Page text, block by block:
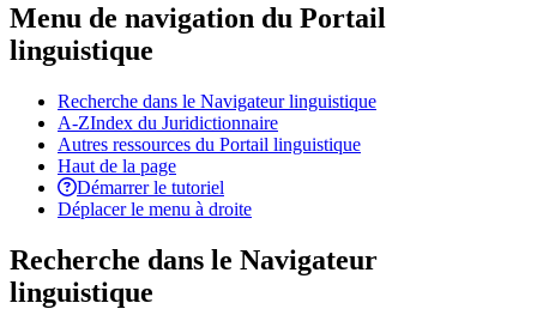
Menu de navigation du Portail
linguistique
Recherche dans le Navigateur linguistique
A-ZIndex du Juridictionnaire
Autres ressources du Portail linguistique
Haut de la page
Démarrer le tutoriel
Déplacer le menu à droite
Recherche dans le Navigateur
linguistique